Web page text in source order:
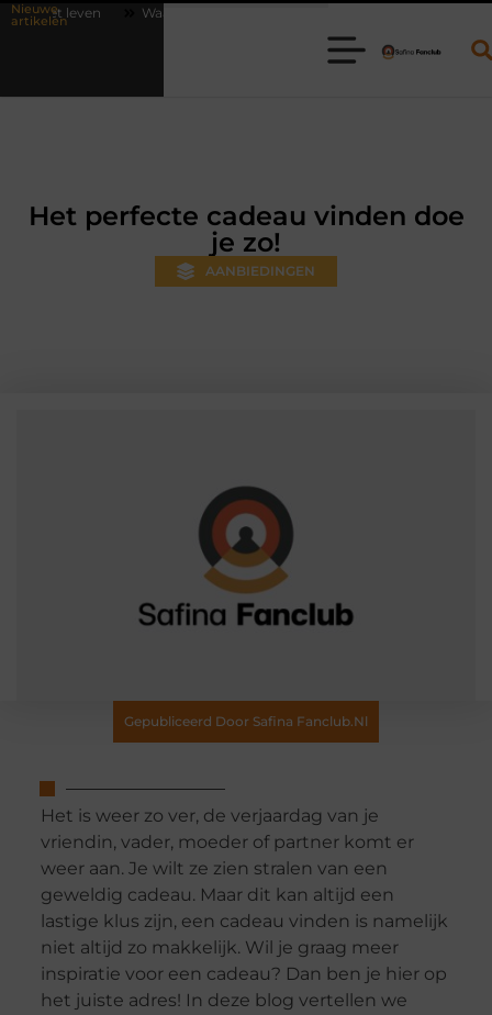
Nieuwe
artikelenonline vlees bestellen steeds gewoner wordt
Het perfecte cadeau vinden doe
je zo!
AANBIEDINGEN
Gepubliceerd Door Safina Fanclub.nl
Het is weer zo ver, de verjaardag van je
vriendin, vader, moeder of partner komt er
weer aan. Je wilt ze zien stralen van een
geweldig cadeau. Maar dit kan altijd een
lastige klus zijn, een cadeau vinden is namelijk
niet altijd zo makkelijk. Wil je graag meer
inspiratie voor een cadeau? Dan ben je hier op
het juiste adres! In deze blog vertellen we